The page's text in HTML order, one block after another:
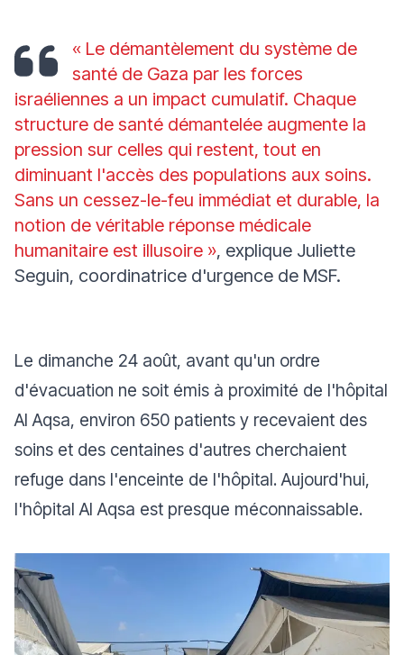
« Le démantèlement du système de
santé de Gaza par les forces
israéliennes a un impact cumulatif. Chaque
structure de santé démantelée augmente la
pression sur celles qui restent, tout en
diminuant l'accès des populations aux soins.
Sans un cessez-le-feu immédiat et durable, la
notion de véritable réponse médicale
humanitaire est illusoire », explique Juliette
Seguin, coordinatrice d'urgence de MSF.
Le dimanche 24 août, avant qu'un ordre
d'évacuation ne soit émis à proximité de l'hôpital
Al Aqsa, environ 650 patients y recevaient des
soins et des centaines d'autres cherchaient
refuge dans l'enceinte de l'hôpital. Aujourd'hui,
l'hôpital Al Aqsa est presque méconnaissable.